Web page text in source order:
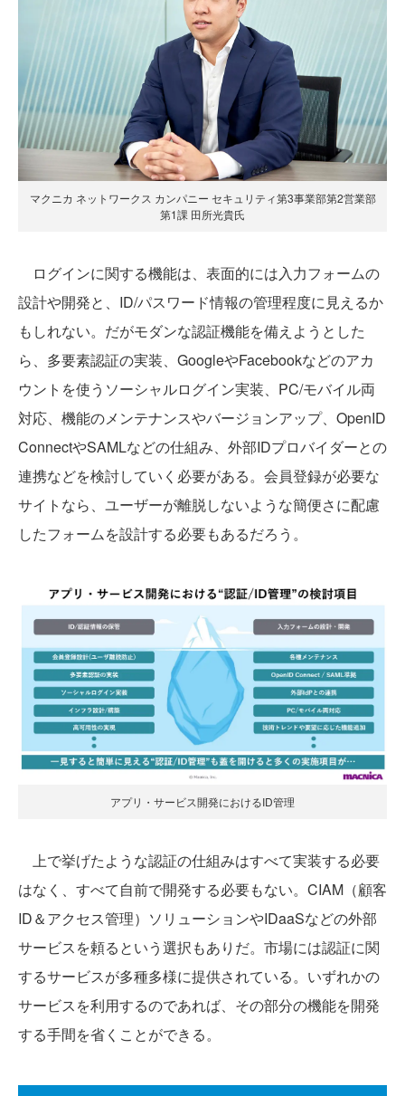
マクニカ ネットワークス カンパニー セキュリティ第3事業部第2営業部
第1課 田所光貴氏
ログインに関する機能は、表面的には入力フォームの
設計や開発と、ID/パスワード情報の管理程度に見えるか
もしれない。だがモダンな認証機能を備えようとした
ら、多要素認証の実装、GoogleやFacebookなどのアカ
ウントを使うソーシャルログイン実装、PC/モバイル両
対応、機能のメンテナンスやバージョンアップ、OpenID
ConnectやSAMLなどの仕組み、外部IDプロバイダーとの
連携などを検討していく必要がある。会員登録が必要な
サイトなら、ユーザーが離脱しないような簡便さに配慮
したフォームを設計する必要もあるだろう。
アプリ・サービス開発におけるID管理
上で挙げたような認証の仕組みはすべて実装する必要
はなく、すべて自前で開発する必要もない。CIAM（顧客
ID＆アクセス管理）ソリューションやIDaaSなどの外部
サービスを頼るという選択もありだ。市場には認証に関
するサービスが多種多様に提供されている。いずれかの
サービスを利用するのであれば、その部分の機能を開発
する手間を省くことができる。